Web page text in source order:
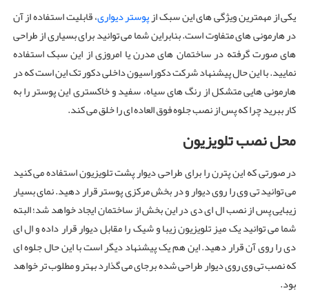
یکی از مهمترین ویژگی های این سبک ازپوستر دیواری، قابلیت استفاده از آن
در هارمونی های متفاوت است. بنابراین شما می توانید برای بسیاری از طراحی
های صورت گرفته در ساختمان های مدرن یا امروزی از این سبک استفاده
نمایید. با این حال پیشنهاد شرکت دکوراسیون داخلی دکور تک این است که در
هارمونی هایی متشکل از رنگ های سیاه، سفید و خاکستری این پوستر را به
کار ببرید چرا که پس از نصب جلوه فوق العاده ای را خلق می کند.
محل نصب تلویزیون
در صورتی که این پترن را برای طراحی دیوار پشت تلویزیون استفاده می کنید
می توانید تی وی را روی دیوار و در بخش مرکزی پوستر قرار دهید. نمای بسیار
زیبایی پس از نصب ال ای دی در این بخش از ساختمان ایجاد خواهد شد؛ البته
شما می توانید یک میز تلویزیون زیبا و شیک را مقابل دیوار قرار داده و ال ای
دی را روی آن قرار دهید. این هم یک پیشنهاد دیگر است با این حال جلوه ای
که نصب تی وی روی دیوار طراحی شده برجای می گذارد بهتر و مطلوب تر خواهد
بود.